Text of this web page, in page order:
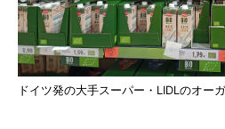
ドイツ発の大手スーパー・LIDLのオー